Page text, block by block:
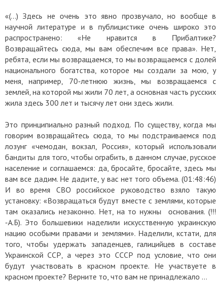
«(…) Здесь не очень это явно прозвучало, но вообще в
научной литературе и в публицистике очень широко это
распространено: «Не нравится в Прибалтике?
Возвращайтесь сюда, мы вам обеспечим все права». Нет,
ребята, если мы возвращаемся, то мы возвращаемся с долей
национального богатства, которое мы создали за мою, у
меня, например, 70-летнюю жизнь, мы возвращаемся с
землей, на которой мы жили 70 лет, а основная часть русских
жила здесь 300 лет и тысячу лет они здесь жили.
Это принципиально разный подход. По существу, когда мы
говорим возвращайтесь сюда, то мы подстраиваемся под
лозунг «чемодан, вокзал, Россия», который использовали
бандиты для того, чтобы ограбить, в данном случае, русское
население и соглашаемся: да, бросайте, бросайте, здесь мы
вам все дадим. Не дадите, у вас нет того объема. (01:48:46)
И во время СВО российское руководство взяло такую
установку: «Возвращаться будут вместе с землями, которые
там оказались незаконно. Нет, на то нужны основания. (!!!
-А.Б). Это большевики наделили искусственную украинскую
нацию особыми правами и землями». Наделили, кстати, для
того, чтобы удержать западенцев, галицийцев в составе
Украинской ССР, а через это СССР под условие, что они
будут участвовать в красном проекте. Не участвуете в
красном проекте? Верните то, что вам не принадлежало …